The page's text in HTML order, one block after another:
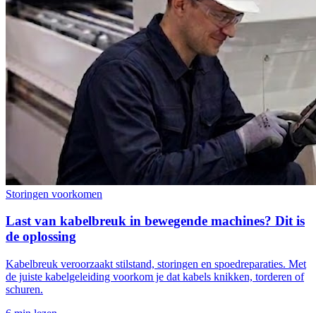
Storingen voorkomen
Last van kabelbreuk in bewegende machines? Dit is
de oplossing
Kabelbreuk veroorzaakt stilstand, storingen en spoedreparaties. Met
de juiste kabelgeleiding voorkom je dat kabels knikken, torderen of
schuren.